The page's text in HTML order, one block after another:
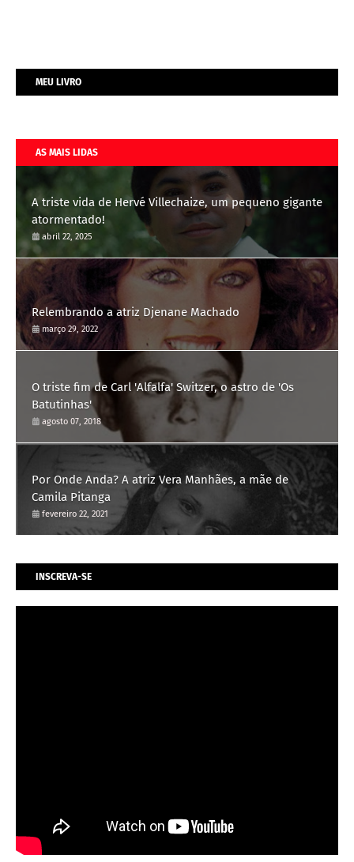
MEU LIVRO
AS MAIS LIDAS
A triste vida de Hervé Villechaize, um pequeno gigante
atormentado!
abril 22, 2025
Relembrando a atriz Djenane Machado
março 29, 2022
O triste fim de Carl 'Alfalfa' Switzer, o astro de 'Os
Batutinhas'
agosto 07, 2018
Por Onde Anda? A atriz Vera Manhães, a mãe de
Camila Pitanga
fevereiro 22, 2021
INSCREVA-SE